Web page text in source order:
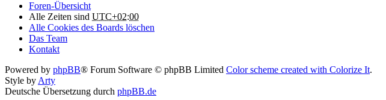
Foren-Übersicht
Alle Zeiten sind UTC+02:00
Alle Cookies des Boards löschen
Das Team
Kontakt
Powered by phpBB® Forum Software © phpBB Limited Color scheme created with Colorize It.
Style byArty
Deutsche Übersetzung durch phpBB.de